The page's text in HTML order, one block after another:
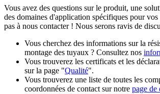
Vous avez des questions sur le produit, une
des domaines d'application spécifiques pour
pas à nous contacter ! Nous serons ravis de
Vous cherchez des informations sur la
montage des tuyaux ? Consultez nos
Vous trouverez les certificats et les
sur la page "Qualité".
Vous trouverez une liste de toutes les
coordonnées de contact sur notre page de